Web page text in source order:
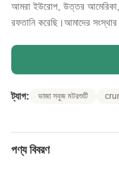
আমরা ইউরোপ, উত্তর আমেরিকা,
রফতানি করেছি।আমাদের সংস্থার
ট্যাগ: ভাজা সবুজ মটরশুটি
পণ্য বিবরণ